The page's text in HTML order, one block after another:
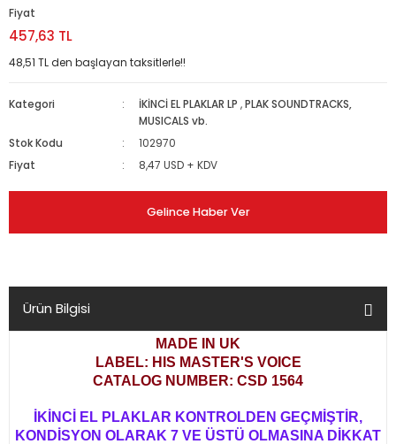
Fiyat
457,63 TL
48,51 TL den başlayan taksitlerle!!
Kategori İKİNCİ EL PLAKLAR LP ,PLAK SOUNDTRACKS,
MUSICALS vb.
Stok Kodu
102970
Fiyat
8,47 USD + KDV
Gelince Haber Ver
Ürün Bilgisi
MADE IN UK
LABEL: HIS MASTER'S VOICE
CATALOG NUMBER: CSD 1564
İKİNCİ EL PLAKLAR KONTROLDEN GEÇMİŞTİR,
KONDİSYON OLARAK 7 VE ÜSTÜ OLMASINA DİKKAT